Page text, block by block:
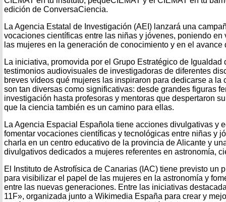
edición de ConversaCiencia.
La Agencia Estatal de Investigación (AEI) lanzará una
vocaciones científicas entre las niñas y jóvenes, poniendo
las mujeres en la generación de conocimiento y en el avance
La iniciativa, promovida por el Grupo Estratégico de Igualdad
testimonios audiovisuales de investigadoras de diferentes
breves vídeos qué mujeres las inspiraron para dedicarse a la
son tan diversas como significativas: desde grandes figuras
investigación hasta profesoras y mentoras que despertaron
que la ciencia también es un camino para ellas.
La Agencia Espacial Española tiene acciones divulgativas y
fomentar vocaciones científicas y tecnológicas entre niñas y
charla en un centro educativo de la provincia de Alicante y
divulgativos dedicados a mujeres referentes en astronomía,
El Instituto de Astrofísica de Canarias (IAC) tiene previsto un
para visibilizar el papel de las mujeres en la astronomía y
entre las nuevas generaciones. Entre las iniciativas
11F», organizada junto a Wikimedia España para crear y